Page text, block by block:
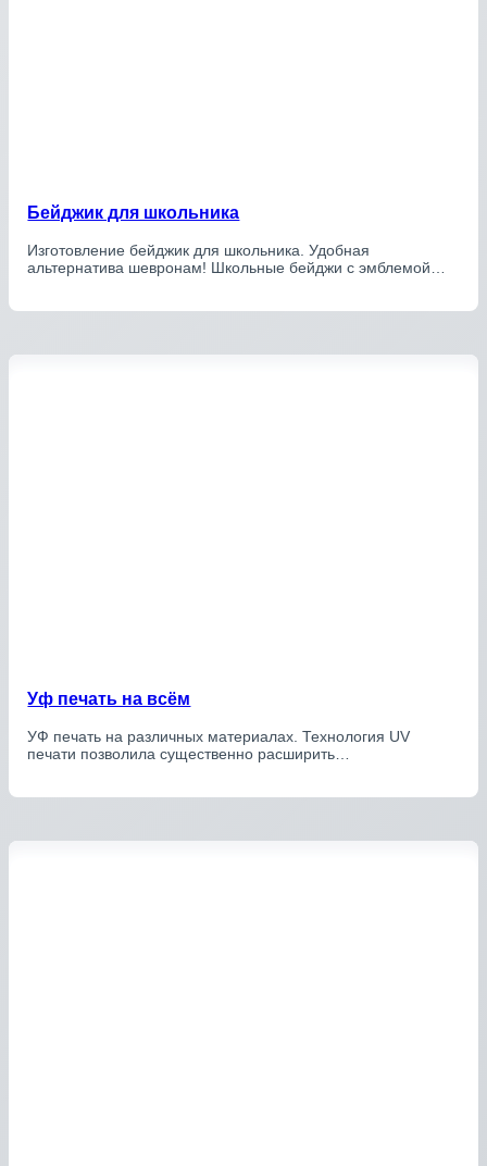
Бейджик для школьника
Изготовление бейджик для школьника. Удобная
альтернатива шевронам! Школьные бейджи с эмблемой…
Уф печать на всём
УФ печать на различных материалах. Технология UV
печати позволила существенно расширить…